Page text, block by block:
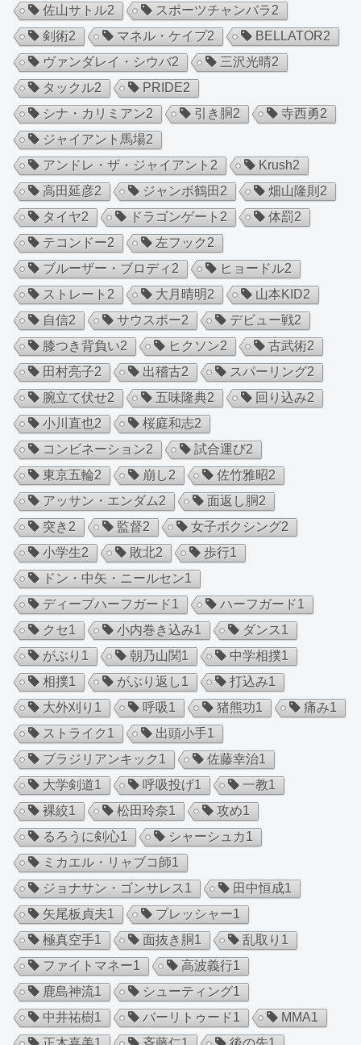
佐山サトル2 スポーツチャンバラ2
剣術2 マネル・ケイプ2 BELLATOR2
ヴァンダレイ・シウバ2 三沢光晴2
タックル2 PRIDE2
シナ・カリミアン2 引き胴 2 寺西勇2
ジャイアント馬場2
アンドレ・ザ・ジャイアント 2 Krush2
高田延彦2 ジャンボ鶴田 2 畑山隆則 2
タイヤ2 ドラゴンゲート 2 体罰2
テコンドー2 左フック2
ブルーザー・ブロディ 2 ヒョードル2
ストレート 2 大月晴明2 山本KID2
自信2 サウスポー2 デビュー戦2
膝つき背負い2 ヒクソン2 古武術2
田村亮子2 出稽古2 スパーリング2
腕立て伏せ2 五味隆典2 回り込み2
小川直也2 桜庭和志2
コンビネーション2 試合運び2
東京五輪2 崩し2 佐竹雅昭2
アッサン・エンダム2 面返し胴 2
突き 2 監督2 女子ボクシング2
小学生2 敗北2 歩行1
ドン・中矢・ニールセン1
ディープハーフガード1 ハーフガード1
クセ1 小内巻き込み1 ダンス1
がぶり 1 朝乃山関1 中学相撲1
相撲1 がぶり返し1 打込み1
大外刈り 1 呼吸1 猪熊功1 痛み1
ストライク1 出頭小手1
ブラジリアンキック1 佐藤幸治1
大学剣道1 呼吸投げ1 一教1
裸絞1 松田玲奈1 攻め1
るろうに剣心1 シャーシュカ1
ミカエル・リャブコ師1
ジョナサン・ゴンサレス1 田中恒成1
矢尾板貞夫1 プレッシャー1
極真空手1 面抜き胴 1 乱取り 1
ファイトマネー1 高波義行1
鹿島神流1 シューティング1
中井祐樹1 バーリトゥード1 MMA1